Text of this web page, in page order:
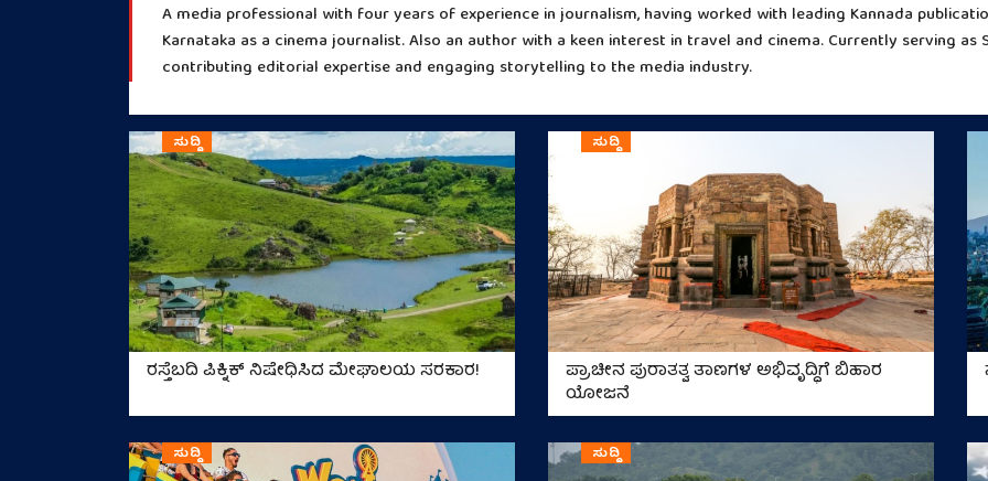
A media professional with four years of experience in journalism, having worked with leading Kannada
Karnataka as a cinema journalist. Also an author with a keen interest in travel and cinema. Currently serving as
contributing editorial expertise and engaging storytelling to the media industry.
ಸುದ್ದಿ
ರಸ್ತೆಬದಿ ಪಿಕ್ನಿಕ್ ನಿಷೇಧಿಸಿದ ಮೇಘಾಲಯ ಸರಕಾರ!
ಸುದ್ದಿ
ಪ್ರಾಚೀನ ಪುರಾತತ್ವ ತಾಣಗಳ ಅಭಿವೃದ್ಧಿಗೆ ಬಿಹಾರ
ಯೋಜನೆ
ಸುದ್ದಿ ಸುದ್ದಿ